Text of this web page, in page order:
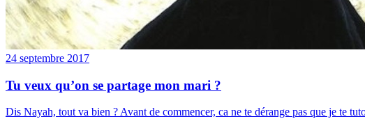
24 septembre 2017
Tu veux qu’on se partage mon mari ?
Dis Nayah, tout va bien ? Avant de commencer, ca ne te dérange pas que je te